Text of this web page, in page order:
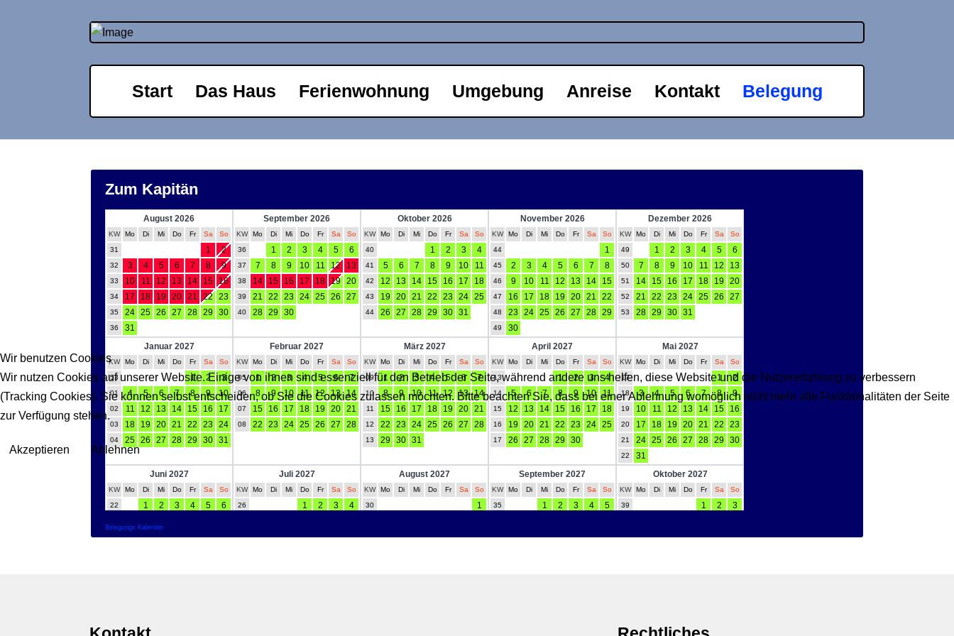
Start Das Haus Ferienwohnung Umgebung Anreise Kontakt Belegung
Belegungs Kalender
Wir benutzen Cookies
Wir nutzen Cookies auf unserer Website. Einige von ihnen sind essenziell für den Betrieb der Seite, während andere uns helfen, diese Website und die Nutzererfahrung zu verbessern
(Tracking Cookies). Sie können selbst entscheiden, ob Sie die Cookies zulassen möchten. Bitte beachten Sie, dass bei einer Ablehnung womöglich nicht mehr alle Funktionalitäten der Seite
zur Verfügung stehen.
Akzeptieren Ablehnen